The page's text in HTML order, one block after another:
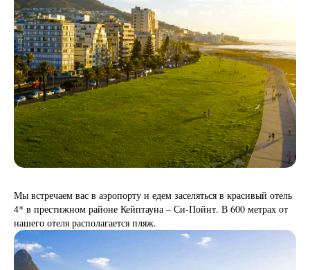
Мы встречаем вас в аэропорту и едем заселяться в красивый отель
4* в престижном районе Кейптауна – Си-Пойнт. В 600 метрах от
нашего отеля располагается пляж.